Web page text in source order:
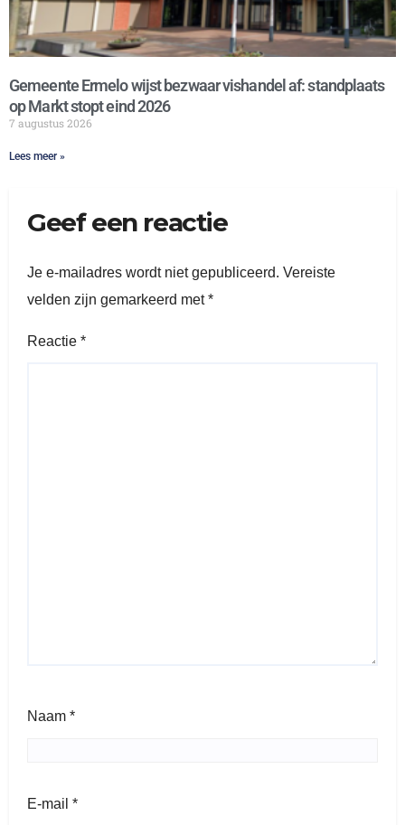
Gemeente Ermelo wijst bezwaar vishandel af: standplaats
op Markt stopt eind 2026
7 augustus 2026
Lees meer »
Geef een reactie
Je e-mailadres wordt niet gepubliceerd. Vereiste
velden zijn gemarkeerd met*
Reactie *
Naam *
E-mail *